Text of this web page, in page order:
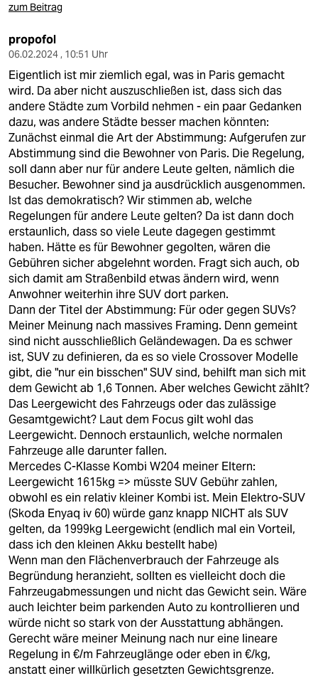
zum Beitrag
propofol
06.02.2024 , 10:51 Uhr
Eigentlich ist mir ziemlich egal, was in Paris gemacht
wird. Da aber nicht auszuschließen ist, dass sich das
andere Städte zum Vorbild nehmen - ein paar Gedanken
dazu, was andere Städte besser machen könnten:
Zunächst einmal die Art der Abstimmung: Aufgerufen zur
Abstimmung sind die Bewohner von Paris. Die Regelung,
soll dann aber nur für andere Leute gelten, nämlich die
Besucher. Bewohner sind ja ausdrücklich ausgenommen.
Ist das demokratisch? Wir stimmen ab, welche
Regelungen für andere Leute gelten? Da ist dann doch
erstaunlich, dass so viele Leute dagegen gestimmt
haben. Hätte es für Bewohner gegolten, wären die
Gebühren sicher abgelehnt worden. Fragt sich auch, ob
sich damit am Straßenbild etwas ändern wird, wenn
Anwohner weiterhin ihre SUV dort parken.
Dann der Titel der Abstimmung: Für oder gegen SUVs?
Meiner Meinung nach massives Framing. Denn gemeint
sind nicht ausschließlich Geländewagen. Da es schwer
ist, SUV zu definieren, da es so viele Crossover Modelle
gibt, die "nur ein bisschen" SUV sind, behilft man sich mit
dem Gewicht ab 1,6 Tonnen. Aber welches Gewicht zählt?
Das Leergewicht des Fahrzeugs oder das zulässige
Gesamtgewicht? Laut dem Focus gilt wohl das
Leergewicht. Dennoch erstaunlich, welche normalen
Fahrzeuge alle darunter fallen.
Mercedes C-Klasse Kombi W204 meiner Eltern:
Leergewicht 1615kg => müsste SUV Gebühr zahlen,
obwohl es ein relativ kleiner Kombi ist. Mein Elektro-SUV
(Skoda Enyaq iv 60) würde ganz knapp NICHT als SUV
gelten, da 1999kg Leergewicht (endlich mal ein Vorteil,
dass ich den kleinen Akku bestellt habe)
Wenn man den Flächenverbrauch der Fahrzeuge als
Begründung heranzieht, sollten es vielleicht doch die
Fahrzeugabmessungen und nicht das Gewicht sein. Wäre
auch leichter beim parkenden Auto zu kontrollieren und
würde nicht so stark von der Ausstattung abhängen.
Gerecht wäre meiner Meinung nach nur eine lineare
Regelung in €/m Fahrzeuglänge oder eben in €/kg,
anstatt einer willkürlich gesetzten Gewichtsgrenze.